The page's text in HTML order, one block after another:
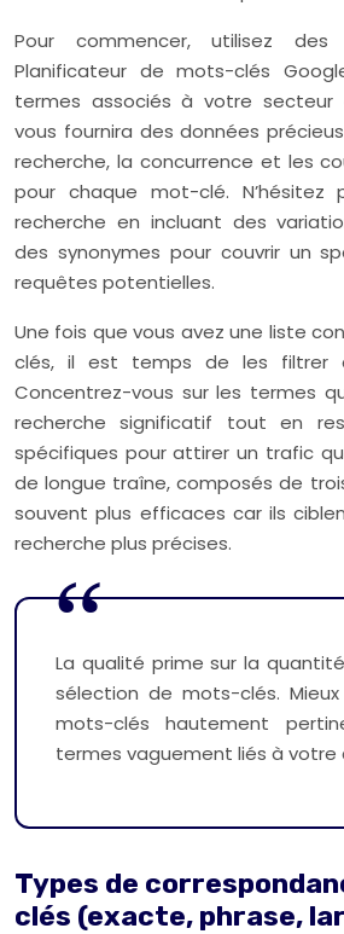
Pour commencer, utilisez
Planificateur de mots-clés
termes associés à votre secteur
vous fournira des données
recherche, la concurrence et les
pour chaque mot-clé.
recherche en incluant des
des synonymes pour couvrir un
requêtes potentielles.
Une fois que vous avez une liste
clés, il est temps de les filtrer
Concentrez-vous sur les termes
recherche significatif tout en
spécifiques pour attirer un trafic
de longue traîne, composés de
souvent plus efficaces car ils
recherche plus précises.
La qualité prime sur la
sélection de mots-clés.
mots-clés hautement
termes vaguement liés à votre
Types de
clés (exacte, phrase,